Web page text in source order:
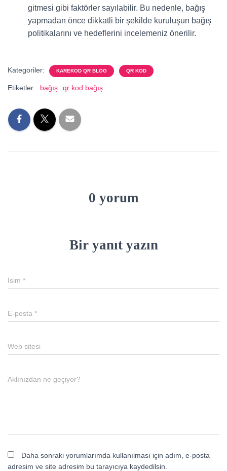
gitmesi gibi faktörler sayılabilir. Bu nedenle, bağış
yapmadan önce dikkatli bir şekilde kuruluşun bağış
politikalarını ve hedeflerini incelemeniz önerilir.
Kategoriler: KAREKOD QR BLOG QR KOD
Etiketler: bağış qr kod bağış
0 yorum
Bir yanıt yazın
İsim *
E-posta *
Web sitesi
Aklınızdan ne geçiyor?
Daha sonraki yorumlarımda kullanılması için adım, e-posta
adresim ve site adresim bu tarayıcıya kaydedilsin.